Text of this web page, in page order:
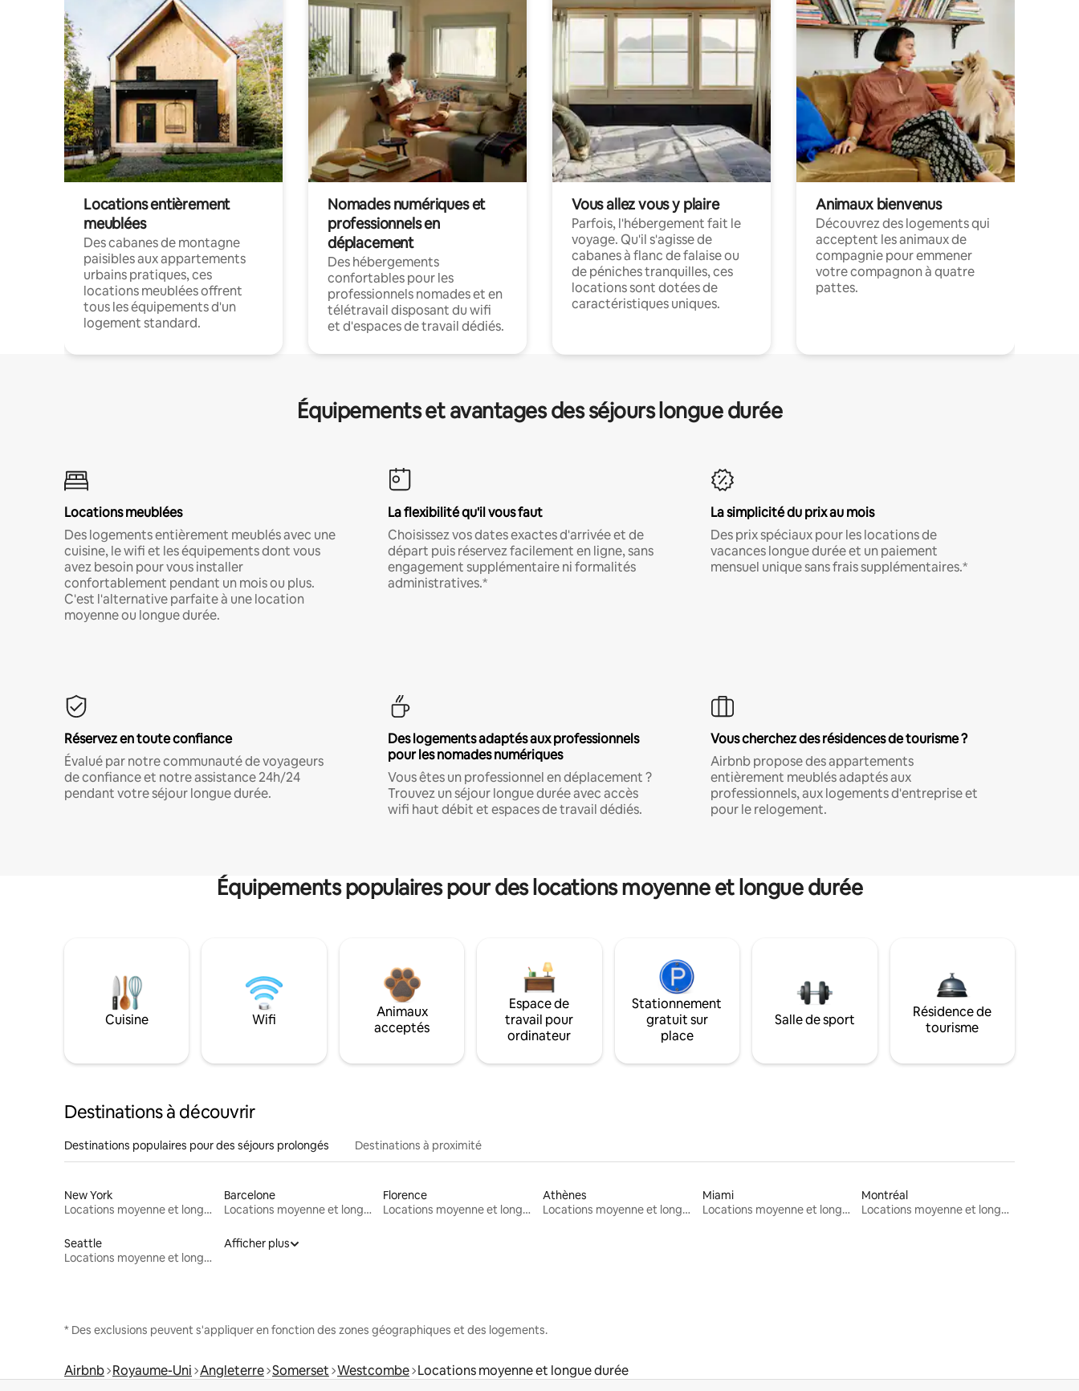
Locations entièrement
meublées
Des cabanes de montagne
paisibles aux appartements
urbains pratiques, ces
locations meublées offrent
tous les équipements d'un
logement standard.
Nomades numériques et
professionnels en
déplacement
Des hébergements
confortables pour les
professionnels nomades et en
télétravail disposant du wifi
et d'espaces de travail dédiés.
Vous allez vous y plaire
Parfois, l'hébergement fait le
voyage. Qu'il s'agisse de
cabanes à flanc de falaise ou
de péniches tranquilles, ces
locations sont dotées de
caractéristiques uniques.
Animaux bienvenus
Découvrez des logements qui
acceptent les animaux de
compagnie pour emmener
votre compagnon à quatre
pattes.
Équipements et avantages des séjours longue durée
Locations meublées
Des logements entièrement meublés avec une
cuisine, le wifi et les équipements dont vous
avez besoin pour vous installer
confortablement pendant un mois ou plus.
C'est l'alternative parfaite à une location
moyenne ou longue durée.
La flexibilité qu'il vous faut
Choisissez vos dates exactes d'arrivée et de
départ puis réservez facilement en ligne, sans
engagement supplémentaire ni formalités
administratives.*
La simplicité du prix au mois
Des prix spéciaux pour les locations de
vacances longue durée et un paiement
mensuel unique sans frais supplémentaires.*
Réservez en toute confiance
Évalué par notre communauté de voyageurs
de confiance et notre assistance 24h/24
pendant votre séjour longue durée.
Des logements adaptés aux professionnels
pour les nomades numériques
Vous êtes un professionnel en déplacement ?
Trouvez un séjour longue durée avec accès
wifi haut débit et espaces de travail dédiés.
Vous cherchez des résidences de tourisme ?
Airbnb propose des appartements
entièrement meublés adaptés aux
professionnels, aux logements d'entreprise et
pour le relogement.
Équipements populaires pour des locations moyenne et longue durée
Cuisine Wifi
Animaux
acceptés
Espace de
travail pour
ordinateur
Stationnement
gratuit sur
place
Salle de sport
Résidence de
tourisme
Destinations à découvrir
Destinations populaires pour des séjours prolongés Destinations à proximité
New York
Locations moyenne et longue durée
Barcelone
Locations moyenne et longue durée
Florence
Locations moyenne et longue durée
Athènes
Locations moyenne et longue durée
Miami
Locations moyenne et longue durée
Montréal
Locations moyenne et longue durée
Seattle
Locations moyenne et longue durée
Afficher plus
* Des exclusions peuvent s'appliquer en fonction des zones géographiques et des logements.
Airbnb Royaume-Uni Angleterre Somerset Westcombe Locations moyenne et longue durée